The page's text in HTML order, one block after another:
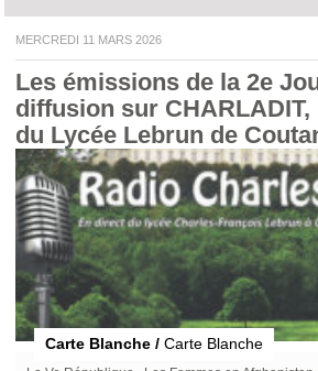
MERCREDI 11 MARS 2026
Les émissions de la 2e
diffusion sur CHARLADIT,
du Lycée Lebrun de
Carte Blanche / Carte Blanche